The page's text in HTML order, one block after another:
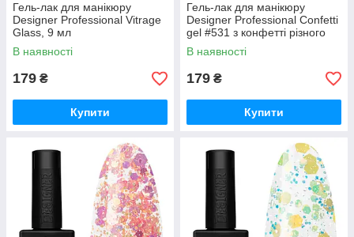
Гель-лак для манікюру
Designer Professional Vitrage
Glass, 9 мл
В наявності
179 ₴
Купити
Гель-лак для манікюру
Designer Professional Confetti
gel #531 з конфетті різного
розміру, 9 мл
В наявності
179 ₴
Купити